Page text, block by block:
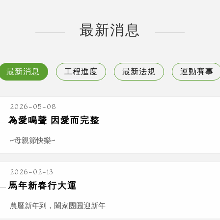
最新消息
最新消息 工程進度 最新法規 運動賽事
2026-05-08
為愛鳴聲 因愛而完整
~母親節快樂~
2026-02-13
馬年新春行大運
農曆新年到，闔家團圓迎新年